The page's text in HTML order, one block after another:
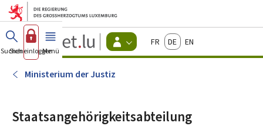
Zum Hauptmenü
Zum Inhalt
Guichet.lu
Changer
d'espace
FrançaisDeutschEnglish
Suchen
Sich einloggen
Menü Haupt-
Ministerium der Justiz
Staatsangehörigkeitsabteilung